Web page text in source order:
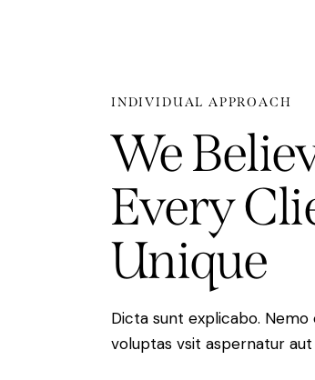
INDIVIDUAL APPROACH
We
Every
Unique
Dicta sunt explicabo.
voluptas vsit aspernatur